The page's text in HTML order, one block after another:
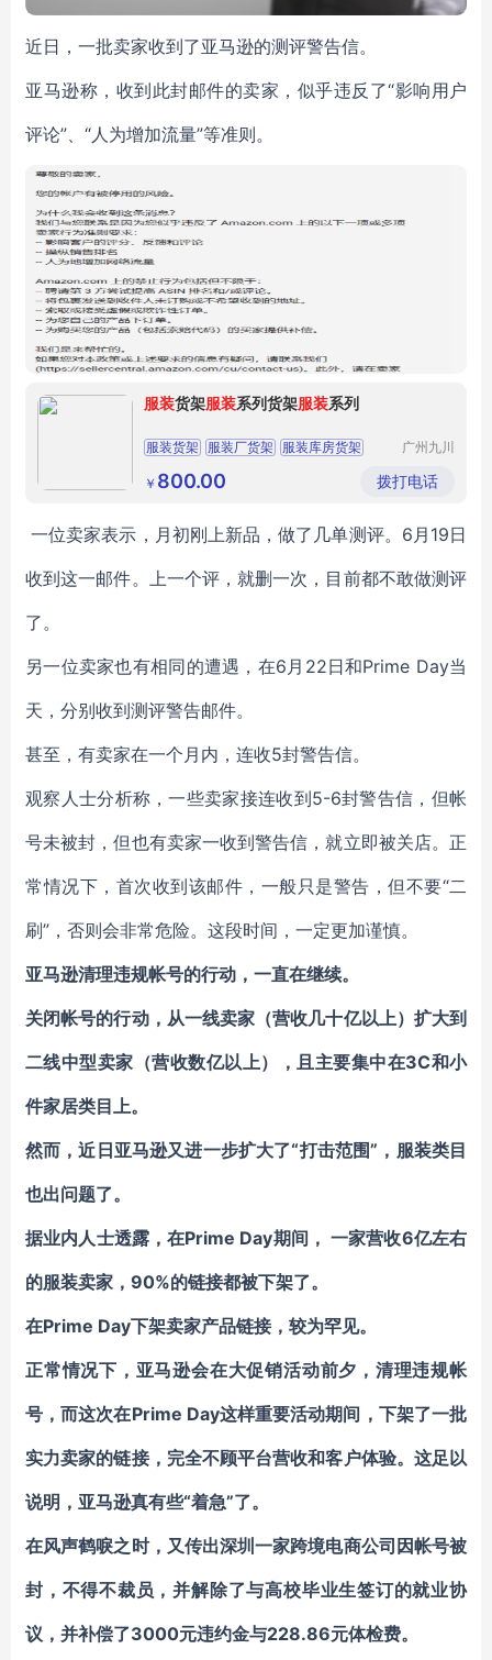
近日，一批卖家收到了亚马逊的测评警告信。
亚马逊称，收到此封邮件的卖家，似乎违反了“影响用户
评论”、“人为增加流量”等准则。
服装货架服装系列货架服装系列
服装货架 服装厂货架 服装库房货架
广州九川
公司
￥ 800.00 拨打电话
一位卖家表示，月初刚上新品，做了几单测评。6月19日
收到这一邮件。上一个评，就删一次，目前都不敢做测评
了。
另一位卖家也有相同的遭遇，在6月22日和Prime Day当
天，分别收到测评警告邮件。
甚至，有卖家在一个月内，连收5封警告信。
观察人士分析称，一些卖家接连收到5-6封警告信，但帐
号未被封，但也有卖家一收到警告信，就立即被关店。正
常情况下，首次收到该邮件，一般只是警告，但不要“二
刷”，否则会非常危险。这段时间，一定更加谨慎。
亚马逊清理违规帐号的行动，一直在继续。
关闭帐号的行动，从一线卖家（营收几十亿以上）扩大到
二线中型卖家（营收数亿以上），且主要集中在3C和小
件家居类目上。
然而，近日亚马逊又进一步扩大了“打击范围”，服装类目
也出问题了。
据业内人士透露，在Prime Day期间， 一家营收6亿左右
的服装卖家，90%的链接都被下架了。
在Prime Day下架卖家产品链接，较为罕见。
正常情况下，亚马逊会在大促销活动前夕，清理违规帐
号，而这次在Prime Day这样重要活动期间，下架了一批
实力卖家的链接， 完全不顾平台营收和客户体验。这足以
说明，亚马逊真有些“着急”了。
在风声鹤唳之时，又传出深圳一家跨境电商公司因帐号被
封，不得不裁员，并解除了与高校毕业生签订的就业协
议，并补偿了3000元违约金与228.86元体检费。